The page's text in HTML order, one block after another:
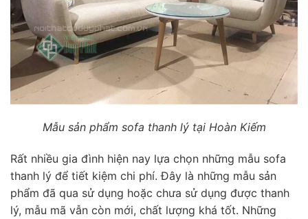
Mẫu sản phẩm sofa thanh lý tại Hoàn Kiếm
Rất nhiều gia đình hiện nay lựa chọn những mẫu sofa
thanh lý để tiết kiệm chi phí. Đây là những mẫu sản
phẩm đã qua sử dụng hoặc chưa sử dụng được thanh
lý, mẫu mã vẫn còn mới, chất lượng khá tốt. Những